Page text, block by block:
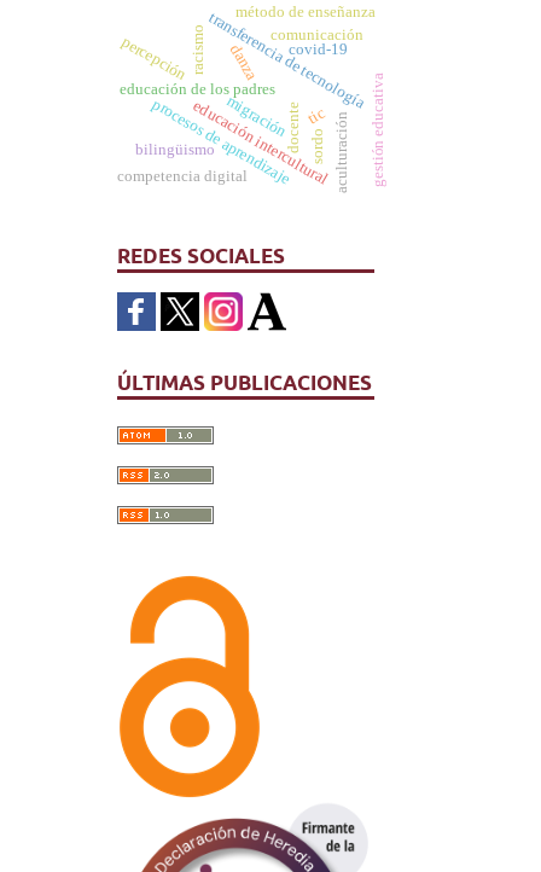
educación de los padres
tic
transferencia de tecnología
gestión educativa
migración
educación interculturalaculturación
racismo
percepción
procesos de aprendizaje
competencia digital
docente sordo
bilingüismo
comunicación
danza
método de enseñanza
covid-19
REDES SOCIALES
ÚLTIMAS PUBLICACIONES